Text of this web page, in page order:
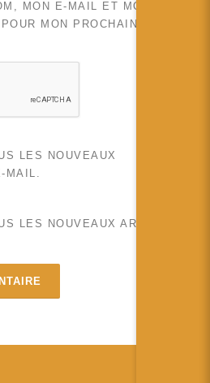
MON E-MAIL ET MON SITE
MON PROCHAIN
LES NOUVEAUX
MAIL.
LES NOUVEAUX ARTICLES